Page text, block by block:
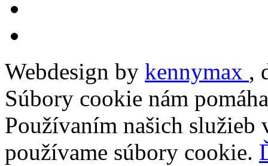
Webdesign by kennymax ,
Súbory cookie nám
Používaním našich služieb
používame súbory cookie.